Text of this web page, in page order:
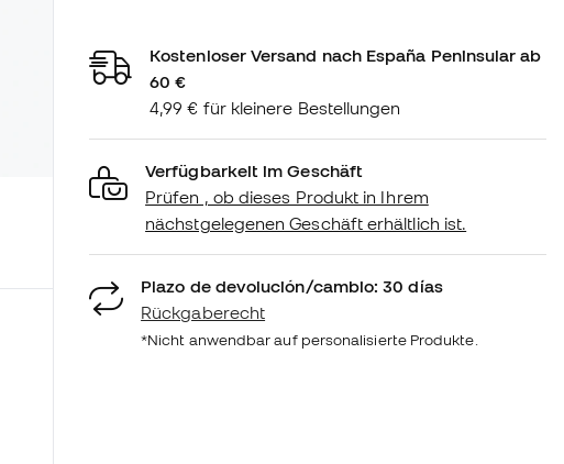
Kostenloser Versand nach España Peninsular ab
60 €
4,99 € für kleinere Bestellungen
Verfügbarkeit im Geschäft
Prüfen , ob dieses Produkt in Ihrem
nächstgelegenen Geschäft erhältlich ist.
Plazo de devolución/cambio: 30 días
Rückgaberecht
*Nicht anwendbar auf personalisierte Produkte.